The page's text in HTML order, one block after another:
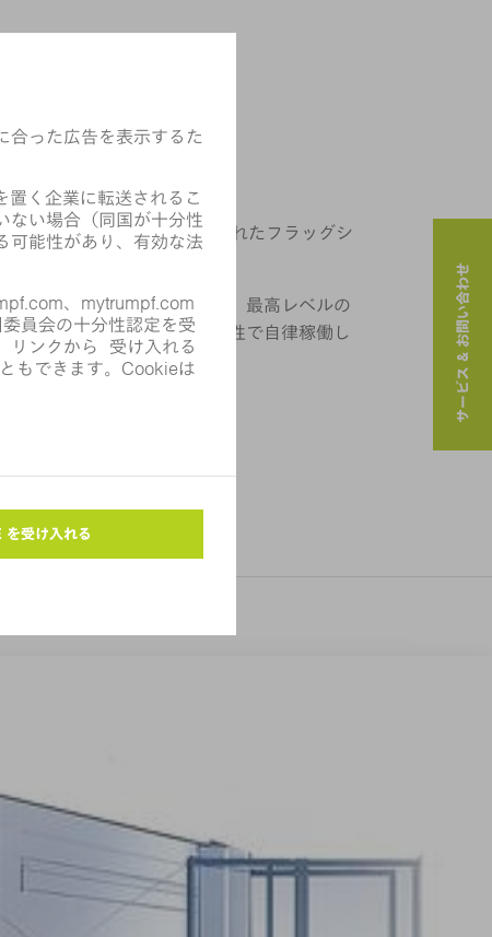
を発揮するために生み出されたフラッグシ
マークとなるこのマシンは、最高レベルの
れており、高い速度と安定性で自律稼働し
サービス & お問い合わせ